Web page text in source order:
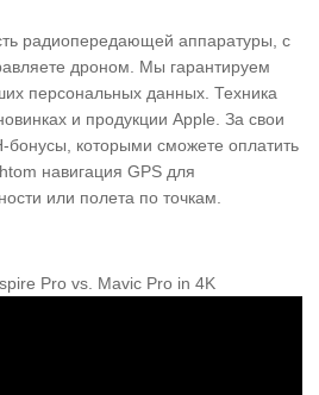
радиопередающей аппаратуры, с
дроном. Мы гарантируем
персональных данных. Техника
и продукции Apple. За свои
бонусы, которыми сможете оплатить
навигация GPS для
или полета по точкам.
Pro vs. Mavic Pro in 4K